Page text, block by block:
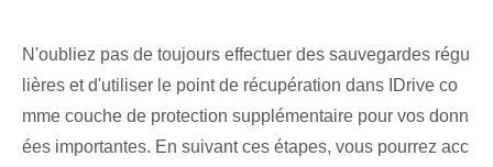
N'oubliez pas de toujours effectuer des sauvegardes régu
lières et d'utiliser le point de récupération dans IDrive co
mme couche de protection supplémentaire pour vos donn
ées importantes. En suivant ces étapes, vous pourrez acc